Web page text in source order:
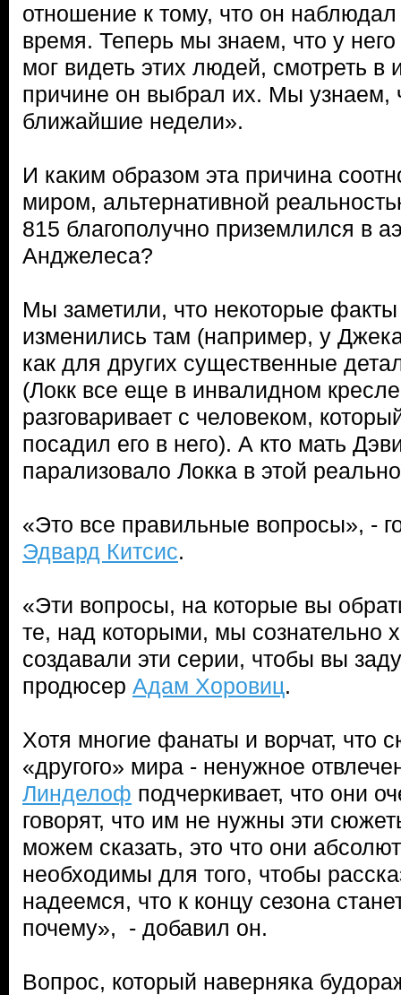
отношение к тому, что он
время. Теперь мы знаем, что у
мог видеть этих людей, смотреть в
причине он выбрал их. Мы узнаем,
ближайшие недели».
И каким образом эта причина
миром, альтернативной
815 благополучно приземлился в
Анджелеса?
Мы заметили, что некоторые факты
изменились там (например, у
как для других существенные
(Локк все еще в инвалидном
разговаривает с человеком,
посадил его в него). А кто мать
парализовало Локка в этой
«Это все правильные вопросы», -
Эдвард Китсис.
«Эти вопросы, на которые вы
те, над которыми, мы сознательно
создавали эти серии, чтобы вы
продюсер Адам Хоровиц.
Хотя многие фанаты и ворчат, что
«другого» мира - ненужное
Линделоф подчеркивает, что они
говорят, что им не нужны эти
можем сказать, это что они
необходимы для того, чтобы
надеемся, что к концу сезона
почему», - добавил он.
Вопрос, который наверняка